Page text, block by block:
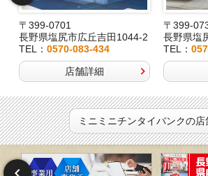
〒399-0701
長野県塩尻市広丘吉田1044-2
TEL： 0570-083-434
店舗詳細
〒399-
長野県塩
TEL：
ミニミニチンタイバンクの店